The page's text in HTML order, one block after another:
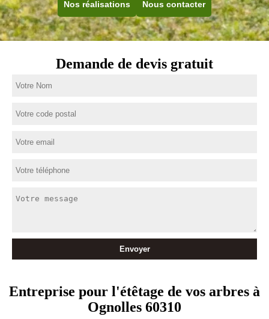
Nos réalisations Nous contacter
Demande de devis gratuit
Entreprise pour l'étêtage de vos arbres à
Ognolles 60310